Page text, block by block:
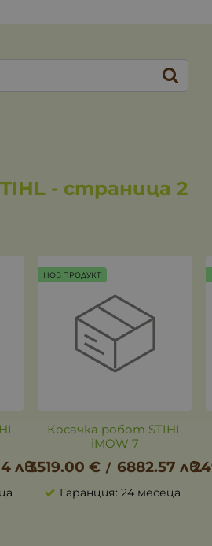
- страница 2
лв.
Косачка робот STIHL
iMOW 7
3519.00 € / 6882.57 лв.
Гаранция: 24 месеца
НОВ ПРОДУКТ